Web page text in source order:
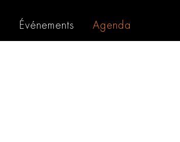
Événements Agenda